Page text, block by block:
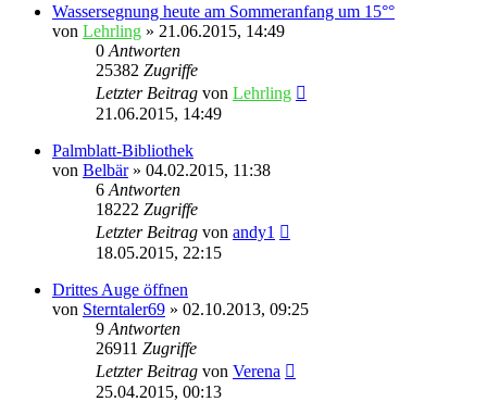
Wassersegnung heute am Sommeranfang um 15°°
von Lehrling » 21.06.2015, 14:49
0 Antworten
25382 Zugriffe
Letzter Beitrag von Lehrling
21.06.2015, 14:49
Palmblatt-Bibliothek
von Belbär» 04.02.2015, 11:38
6 Antworten
18222 Zugriffe
Letzter Beitrag von andy1
18.05.2015, 22:15
Drittes Auge öffnen
von Sterntaler69 » 02.10.2013, 09:25
9 Antworten
26911 Zugriffe
Letzter Beitrag von Verena
25.04.2015, 00:13